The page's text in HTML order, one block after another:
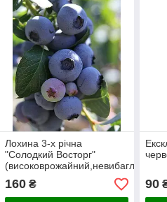
Лохина 3-х річна
"Солодкий Восторг"
(високоврожайний,невибагливий
сорт)
160₴ 90